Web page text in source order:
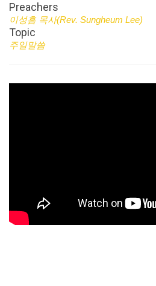
Preachers
이성흠 목사(Rev. Sungheum Lee)
Topic
주일말씀